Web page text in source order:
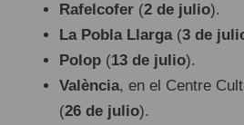
Rafelcofer (2 de julio).
La Pobla Llarga(3 de
Polop (13 de julio).
València, en el Centre
(26 de julio).